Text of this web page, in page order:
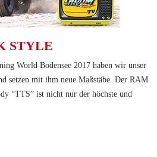
STYLE
World Bodensee 2017 haben wir unser
setzen mit ihm neue Maßstäbe. Der RAM
“TTS” ist nicht nur der höchste und